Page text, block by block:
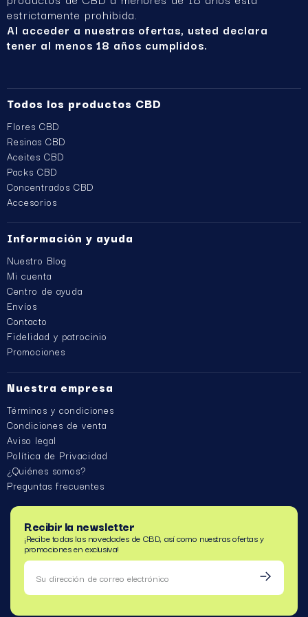
estrictamente prohibida.
Al acceder a nuestras ofertas, usted declara
tener al menos 18 años cumplidos.
Todos los productos CBD
Flores CBD
Resinas CBD
Aceites CBD
Packs CBD
Concentrados CBD
Accesorios
Información y ayuda
Nuestro Blog
Mi cuenta
Centro de ayuda
Envíos
Contacto
Fidelidad y patrocinio
Promociones
Nuestra empresa
Términos y condiciones
Condiciones de venta
Aviso legal
Política de Privacidad
¿Quiénes somos?
Preguntas frecuentes
Recibir la newsletter
¡Recibe todas las novedades de CBD, así como nuestras ofertas y
promociones en exclusiva!